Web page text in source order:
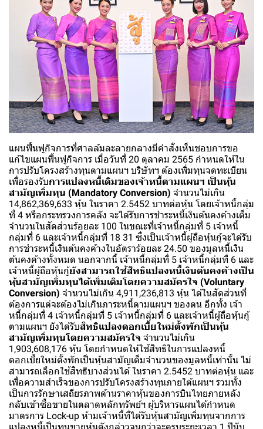
แผนฟื้นฟูกิจการที่ศาลล้มละลายกลางมีคำสั่งเห็นชอบการขอ
แก้ไขแผนฟื้นฟูกิจการ เมื่อวันที่ 20 ตุลาคม 2565 กำหนดให้ใน
การปรับโครงสร้างทุนตามแผนฯ บริษัทฯ ต้องเพิ่มทุนจดทะเบียน
เพื่อรองรับการแปลงหนี้เดิมของเจ้าหนี้ตามแผนฯ เป็นหุ้น
สามัญเพิ่มทุน (Mandatory Conversion) จำนวนไม่เกิน
14,862,369,633 หุ้น ในราคา 2.5452 บาทต่อหุ้น โดยเจ้าหนี้กลุ่ม
ที่ 4 หรือกระทรวงการคลัง จะได้รับการชำระหนี้เงินต้นคงค้างเต็ม
จำนวนในสัดส่วนร้อยละ 100 ในขณะที่เจ้าหนี้กลุ่มที่ 5 เจ้าหนี้
กลุ่มที่ 6 และเจ้าหนี้กลุ่มที่ 18 31 ซึ่งเป็นเจ้าหนี้ผู้ถือหุ้นกู้จะได้รับ
การชำระหนี้เงินต้นคงค้างในอัตราร้อยละ 24.50 ของมูลหนี้เงิน
ต้นคงค้างทั้งหมด นอกจากนี้ เจ้าหนี้กลุ่มที่ 5 เจ้าหนี้กลุ่มที่ 6 และ
เจ้าหนี้ผู้ถือหุ้นกู้ยังสามารถใช้สิทธิแปลงหนี้เงินต้นคงค้างเป็น
หุ้นสามัญเพิ่มทุนได้เพิ่มเติมโดยความสมัครใจ (Voluntary
Conversion) จำนวนไม่เกิน 4,911,236,813 หุ้น ได้ในสัดส่วนที่
ต้องการแต่จะต้องไม่เกินภาระหนี้ตามแผนฯ ของตน อีกทั้ง เจ้า
หนี้กลุ่มที่ 4 เจ้าหนี้กลุ่มที่ 5 เจ้าหนี้กลุ่มที่ 6 และเจ้าหนี้ผู้ถือหุ้นกู้
ตามแผนฯ ยังได้รับสิทธิแปลงดอกเบี้ยใหม่ตั้งพักเป็นหุ้น
สามัญเพิ่มทุนโดยความสมัครใจ จำนวนไม่เกิน
1,903,608,176 หุ้น โดยกำหนดให้ใช้สิทธิในการแปลงหนี้
ดอกเบี้ยใหม่ตั้งพักเป็นหุ้นสามัญเต็มจำนวนของมูลหนี้เท่านั้น ไม่
สามารถเลือกใช้สิทธิบางส่วนได้ ในราคา 2.5452 บาทต่อหุ้น และ
เพื่อความสำเร็จของการปรับโครงสร้างทุนภายใต้แผนฯ รวมทั้ง
เป็นการรักษาเสถียรภาพด้านราคาหุ้นของการบินไทยภายหลัง
กลับเข้าซื้อขายในตลาดหลักทรัพย์ฯ ผู้บริหารแผนได้กำหนด
มาตรการ Lock-up ห้ามเจ้าหนี้ที่ได้รับหุ้นสามัญเพิ่มทุนจากการ